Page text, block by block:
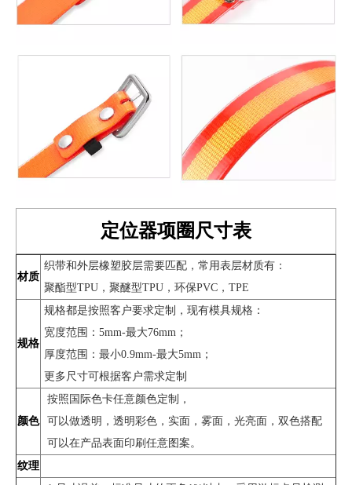
定位器项圈尺寸表
材质
织带和外层橡塑胶层需要匹配，常用表层材质有：
聚酯型TPU，聚醚型TPU，环保PVC，TPE
规格
规格都是按照客户要求定制，现有模具规格：
宽度范围：5mm-最大76mm；
厚度范围：最小0.9mm-最大5mm；
更多尺寸可根据客户需求定制
颜色
按照国际色卡任意颜色定制，
可以做透明，透明彩色，实面，雾面，光亮面，双色搭配
可以在产品表面印刷任意图案。
纹理